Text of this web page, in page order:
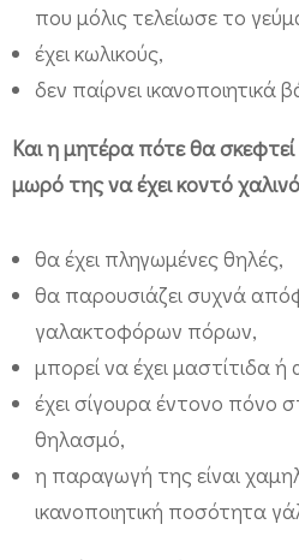
που μόλις τελείωσε το
έχει κωλικούς,
δεν παίρνει ικανοποιητικά
Και η μητέρα πότε θα
μωρό της να έχει κοντό
θα έχει πληγωμένες θηλές,
θα παρουσιάζει συχνά
γαλακτοφόρων πόρων,
μπορεί να έχει μαστίτιδα
έχει σίγουρα έντονο πόνο
θηλασμό,
η παραγωγή της είναι
ικανοποιητική ποσότητα